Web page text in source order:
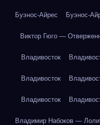
Буэнос-Айрес Буэнос-
Виктор Гюго —
Владивосток
Владивосток
Владивосток
Владимир Набоков —